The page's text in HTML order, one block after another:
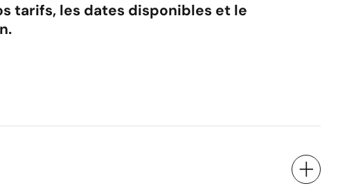
tarifs, les dates disponibles et le